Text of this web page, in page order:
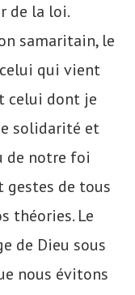
de la loi.
samaritain, le
qui vient
celui dont je
solidarité et
de notre foi
gestes de tous
théories. Le
de Dieu sous
nous évitons